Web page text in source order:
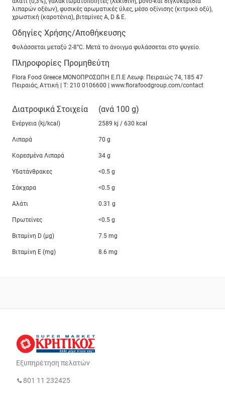
λιπαρών οξέων), φυσικές αρωµατικές ύλες, µέσο οξίνισης (κιτρικό οξύ),
χρωστική (καροτένια), βιταµίνες Α, D & Ε.
Οδηγίες Χρήσης/Αποθήκευσης
Φυλάσσεται μεταξύ 2-8°C. Μετά το άνοιγμα φυλάσσεται στο ψυγείο.
Πληροφορίες Προμηθεύτη
Flora Food Greece ΜΟΝΟΠΡOΣΩΠΗ Ε.Π.Ε Λεωφ. Πειραιώς 74, 185 47
Πειραιάς, Αττική | T: 210 0106600 | www.florafoodgroup.com/contact
Διατροφικά Στοιχεία (ανά 100 g)
Ενέργεια (kj/kcal) 2589 kj / 630 kcal
Λιπαρά 70 g
Κορεσμένα Λιπαρά 34 g
Υδατάνθρακες <0.5 g
Σάκχαρα <0.5 g
Αλάτι 0.31 g
Πρωτείνες <0.5 g
Βιταμίνη D (μg) 7.5 mg
Βιταμίνη E (mg) 8.6 mg
Εξυπηρέτηση πελατών
801 11 232425